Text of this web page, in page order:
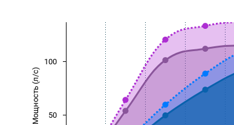
Мощность (л/с) 50
100